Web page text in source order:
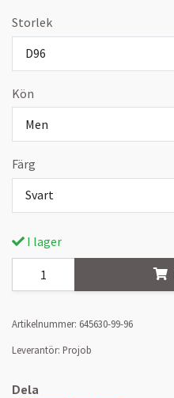
Storlek
D96
Kön
Men
Färg
Svart
I lager
Artikelnummer: 645630-99-96
Leverantör: Projob
Dela